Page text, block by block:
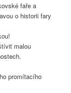
faře a
o historii fary
malou
promítacího